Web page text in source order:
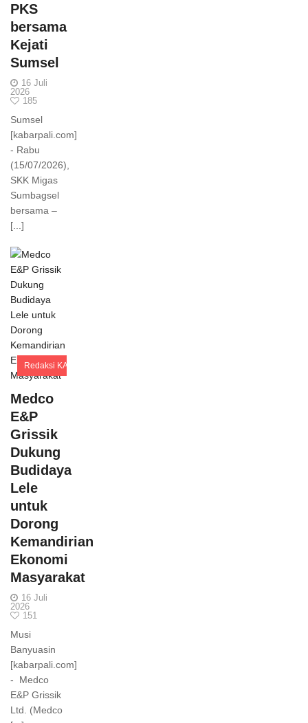
PKS
bersama
Kejati
Sumsel
16 Juli
2026
185
Sumsel
[kabarpali.com]
- Rabu
(15/07/2026),
SKK Migas
Sumbagsel
bersama –
[...]
Redaksi KABARPALI
Medco
E&P
Grissik
Dukung
Budidaya
Lele
untuk
Dorong
Kemandirian
Ekonomi
Masyarakat
16 Juli
2026
151
Musi
Banyuasin
[kabarpali.com]
- Medco
E&P Grissik
Ltd. (Medco